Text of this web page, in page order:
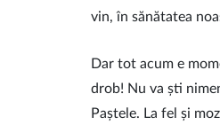
vin, în sănătatea
Dar tot acum e
drob! Nu va ști
Paștele. La fel și